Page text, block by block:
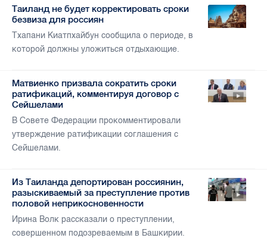
Таиланд не будет корректировать сроки
безвиза для россиян
Тхапани Киатпхайбун сообщила о периоде, в
которой должны уложиться отдыхающие.
Матвиенко призвала сократить сроки
ратификаций, комментируя договор с
Сейшелами
В Совете Федерации прокомментировали
утверждение ратификации соглашения с
Сейшелами.
Из Таиланда депортирован россиянин,
разыскиваемый за преступление против
половой неприкосновенности
Ирина Волк рассказали о преступлении,
совершенном подозреваемым в Башкирии.